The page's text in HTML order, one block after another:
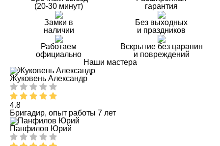
(20-30 минут)
гарантия
Замки в
наличии
Без выходных
и праздников
Работаем
официально
Вскрытие без царапин
и повреждений
Наши мастера
Жуковень Александр
4.8
Бригадир, опыт работы 7 лет
Панфилов Юрий